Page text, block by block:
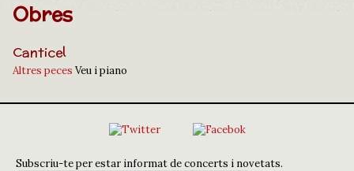
Obres
Canticel
Altres peces Veu i piano
Subscriu-te per estar informat de concerts i novetats.